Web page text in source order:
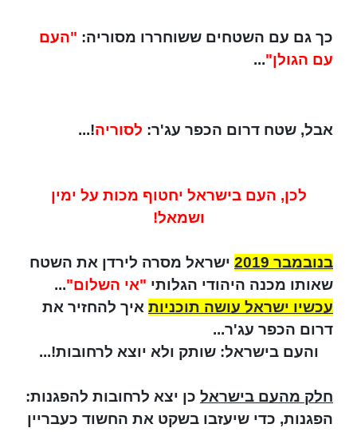
כך גם עם השטחים ששוחררו מסוריה: "העם
עם הגולן"...
אבל, שטח דרום הכפר עג'ר: לסוריה!...
לכן, העם בישראל יחטוף מכות על ימין
ושמאל!
בנובמבר 2019
ישראל מסרה לירדן את השטח
שאותו מכנה היהודי הגלותי "אי השלום"...
עכשיו ישראל עושה תוכניות איך להחזיר את
דרום הכפר עג'ר...
והעם בישראל: שותק ולא יוצא לרחובות!...
חלק מהעם בישראל כן יצא לרחובות להפגנות:
הפגנות, כדי שיעזבו בשקט את החשוד כעבריין